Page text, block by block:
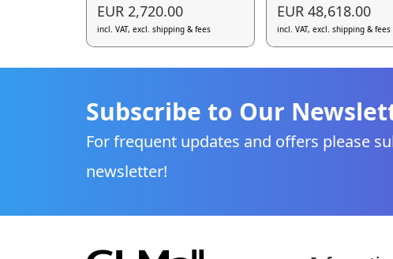
EUR 2,720.00
incl. VAT, excl. shipping & fees
EUR 48,618.00
incl. VAT, excl. shipping & fees
Subscribe to Our
For frequent updates and offers please
newsletter!